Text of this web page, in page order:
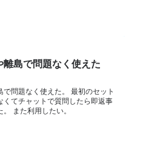
離島で問題なく使えた
で問題なく使えた。 最初のセット
くてチャットで質問したら即返事
また利用したい。